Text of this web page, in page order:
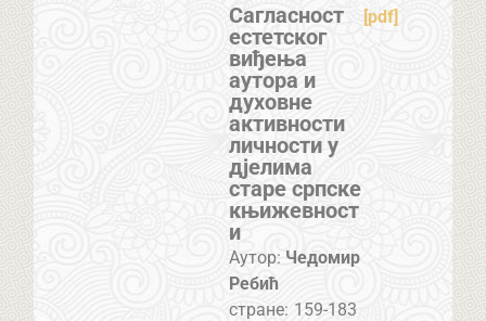
Сагласност
естетског
виђења
аутора и
духовне
активности
личности у
дјелима
старе српске
књижевност
и
[pdf]
Аутор: Чедомир
Ребић
стране: 159-183